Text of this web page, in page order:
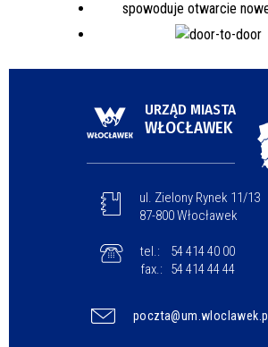
URZĄD MIASTA
WŁOCŁAWEK
ul. Zielony Rynek 11/13
87-800 Włocławek
tel.:
54 414 40 00
fax.:
54 414 44 44
poczta@um.wloclawek.pl